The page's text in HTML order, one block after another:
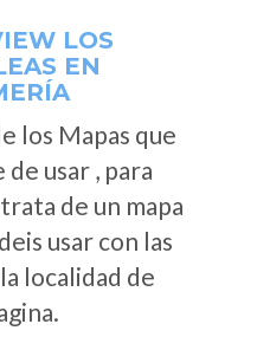
LOS
EN
los Mapas que
de usar , para
de un mapa
usar con las
localidad de